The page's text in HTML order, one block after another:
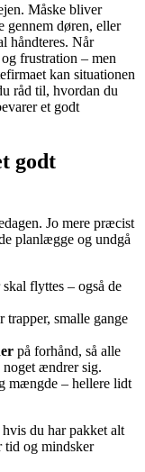
Måske bliver
gennem døren, eller
håndteres. Når
frustration – men
kan situationen
råd til, hvordan du
et godt
godt
Jo mere præcist
planlægge og undgå
flyttes – også de
trapper, smalle gange
på forhånd, så alle
noget ændrer sig.
mængde – hellere lidt
du har pakket alt
tid og mindsker